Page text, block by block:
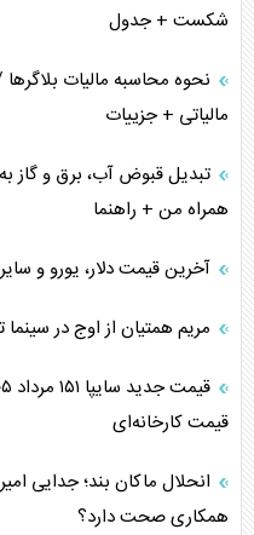
شکست + جدول
نحوه محاسبه مالیات بلاگر‌ها
مالیاتی + جزییات
تبدیل قبوض آب، برق و گاز
همراه من + راهنما
آخرین قیمت دلار، یورو و سایر ارز‌ها ۱۲ مرداد
مریم همتیان از اوج در
قیمت کارخانه‌ای
انحلال ماکان بند؛ جدایی
همکاری صحت دارد؟